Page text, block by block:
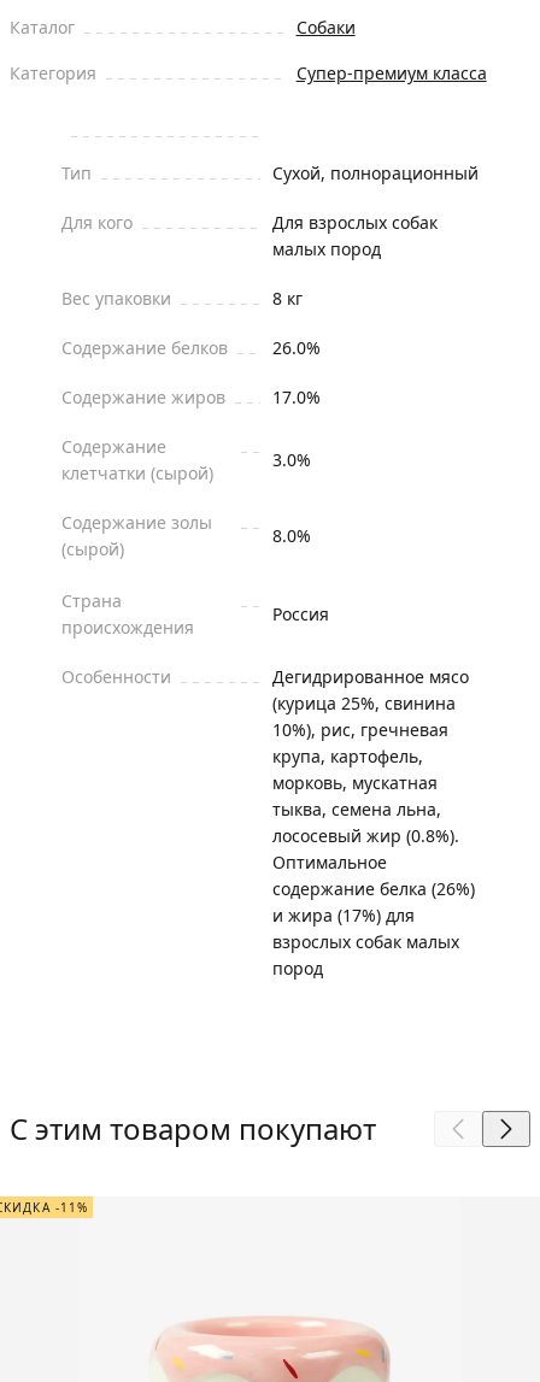
Каталог
Собаки
Категория
Супер-премиум класса
Тип Сухой, полнорационный
Для кого
Для взрослых собак
малых пород
Вес упаковки 8 кг
Содержание белков 26.0%
Содержание жиров 17.0%
Содержание
клетчатки (сырой)
3.0%
Содержание золы
(сырой)
8.0%
Страна
происхождения
Россия
Особенности
Дегидрированное мясо
(курица 25%, свинина
10%), рис, гречневая
крупа, картофель,
морковь, мускатная
тыква, семена льна,
лососевый жир (0.8%).
Оптимальное
содержание белка (26%)
и жира (17%) для
взрослых собак малых
пород
С этим товаром покупают
-11%